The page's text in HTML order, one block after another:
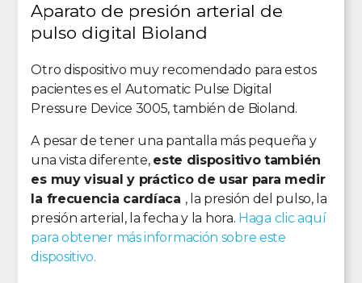
Aparato de presión arterial de
pulso digital Bioland
Otro dispositivo muy recomendado para estos
pacientes es el Automatic Pulse Digital
Pressure Device 3005, también de Bioland.
A pesar de tener una pantalla más pequeña y
una vista diferente, este dispositivo también
es muy visual y práctico de usar para medir
la frecuencia cardíaca , la presión del pulso, la
presión arterial, la fecha y la hora. Haga clic aquí
para obtener más información sobre este
dispositivo.